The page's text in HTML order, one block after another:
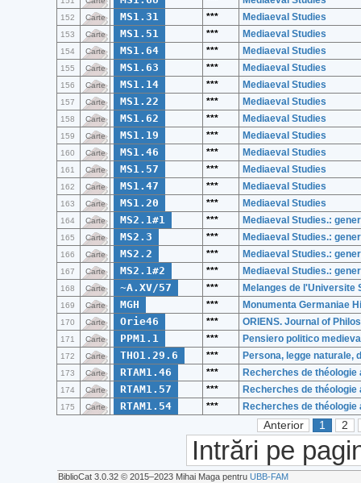
152 Carte MS1.31 *** Mediaeval Studies
153 Carte MS1.51 *** Mediaeval Studies
154 Carte MS1.64 *** Mediaeval Studies
155 Carte MS1.63 *** Mediaeval Studies
156 Carte MS1.14 *** Mediaeval Studies
157 Carte MS1.22 *** Mediaeval Studies
158 Carte MS1.62 *** Mediaeval Studies
159 Carte MS1.19 *** Mediaeval Studies
160 Carte MS1.46 *** Mediaeval Studies
161 Carte MS1.57 *** Mediaeval Studies
162 Carte MS1.47 *** Mediaeval Studies
163 Carte MS1.20 *** Mediaeval Studies
164 Carte MS2.1#1 *** Mediaeval Studies.:
165 Carte MS2.3 *** Mediaeval Studies.:
166 Carte MS2.2 *** Mediaeval Studies.:
167 Carte MS2.1#2 *** Mediaeval Studies.:
168 Carte ~A.XV/57 *** Melanges de l'Universite
169 Carte MGH *** Monumenta Germaniae
170 Carte Orie46 *** ORIENS. Journal of
171 Carte PPM1.1 *** Pensiero politico
172 Carte THO1.29.6 *** Persona, legge naturale,
173 Carte RTAM1.46 *** Recherches de
174 Carte RTAM1.57 *** Recherches de
175 Carte RTAM1.54 *** Recherches de
Anterior 1 2
Intrări pe
BiblioCat 3.0.32 © 2015‒2023 Mihai Maga pentru UBB-FAM